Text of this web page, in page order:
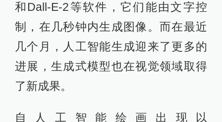
和Dall-E-2等软件，它们能由文字控
制，在几秒钟内生成图像。而在最近
几个月，人工智能生成迎来了更多的
进展，生成式模型也在视觉领域取得
了新成果。
自人工智能绘画出现以